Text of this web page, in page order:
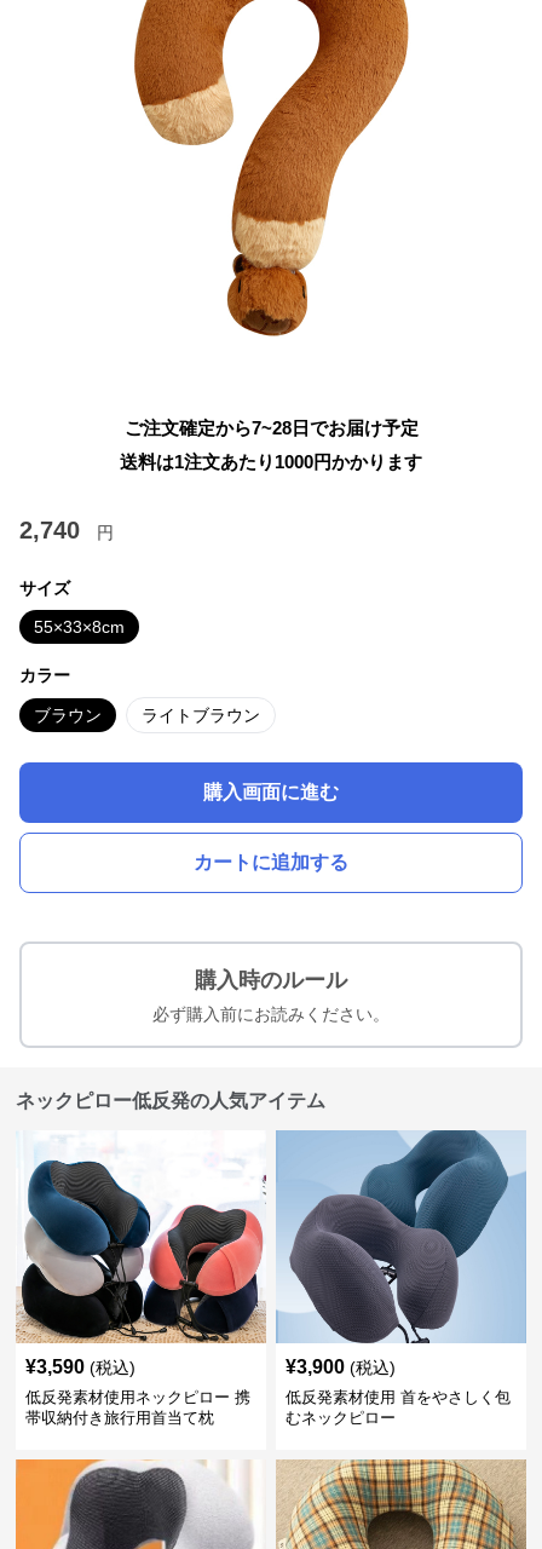
ご注文確定から7~28日でお届け予定
送料は1注文あたり 1000円かかります
2,740 円
サイズ
55×33×8cm
カラー
ブラウン ライトブラウン
購入画面に進む
カートに追加する
購入時のルール
必ず購入前にお読みください。
ネックピロー低反発の人気アイテム
¥3,590 (税込)
低反発素材使用ネックピロー 携
帯収納付き旅行用首当て枕
¥3,900 (税込)
低反発素材使用 首をやさしく包
むネックピロー